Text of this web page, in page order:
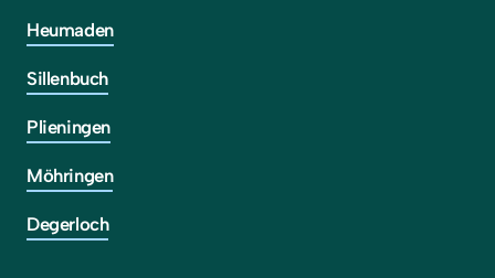
Heumaden
Sillenbuch
Plieningen
Möhringen
Degerloch